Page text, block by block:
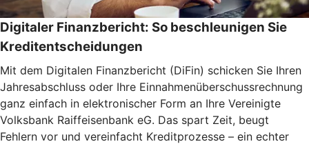
Digitaler Finanzbericht: So beschleunigen Sie
Kreditentscheidungen
Mit dem Digitalen Finanzbericht (DiFin) schicken Sie Ihren
Jahresabschluss oder Ihre Einnahmenüberschussrechnung
ganz einfach in elektronischer Form an Ihre Vereinigte
Volksbank Raiffeisenbank eG. Das spart Zeit, beugt
Fehlern vor und vereinfacht Kreditprozesse – ein echter